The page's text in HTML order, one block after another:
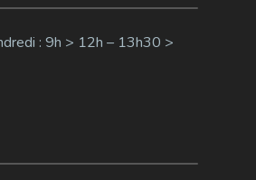
: 9h > 12h – 13h30 >